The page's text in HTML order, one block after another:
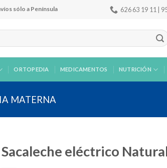
sólo a Península 626 63 19 11 |
ORTOPEDIA MEDICAMENTOS NUTRICIÓN
MATERNA
Sacaleche eléctrico